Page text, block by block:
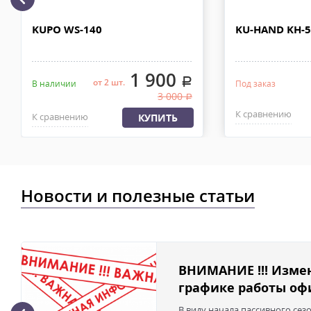
Доставка по Москве, МО и России - EMS ПОЧТА РОССИИ
в течении 2-4х рабочих дней с момента 100% предоплаты,
KUPO WS-140
В наличии от 2 шт.1 900 .
3 000.
К сравнению КУПИТЬ
KU-HAND KH-
Под заказ
К сравнению
Новости и полезные статьи
ВНИМАНИЕ !!!
графике работы